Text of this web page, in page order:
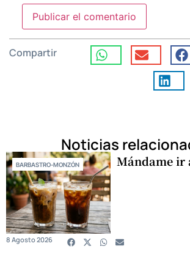
Compartir
Noticias
BARBASTRO-MONZÓN Mándame ir
8 Agosto 2026